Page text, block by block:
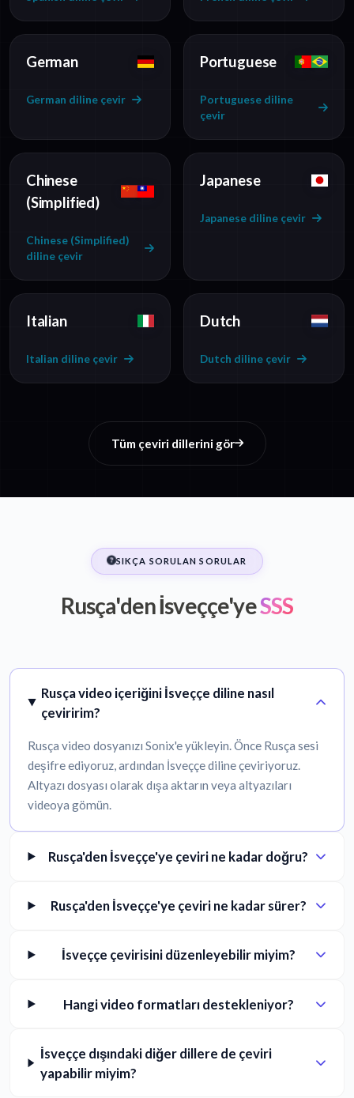
German
German diline çevir
Portuguese
Portuguese diline
çevir
Chinese
(Simplified)
Chinese (Simplified)
diline çevir
Japanese
Japanese diline çevir
Italian
Italian diline çevir
Dutch
Dutch diline çevir
Tüm çeviri dillerini gör
SIKÇA SORULAN SORULAR
Rusça'den İsveççe'yeSSS
Rusça video içeriğini İsveççe diline nasıl
çeviririm?
Rusça video dosyanızı Sonix'e yükleyin. Önce Rusça sesi
deşifre ediyoruz, ardından İsveççe diline çeviriyoruz.
Altyazı dosyası olarak dışa aktarın veya altyazıları
videoya gömün.
Rusça'den İsveççe'ye çeviri ne kadar doğru?
Rusça'den İsveççe'ye çeviri ne kadar sürer?
İsveççe çevirisini düzenleyebilir miyim?
Hangi video formatları destekleniyor?
İsveççe dışındaki diğer dillere de çeviri
yapabilir miyim?